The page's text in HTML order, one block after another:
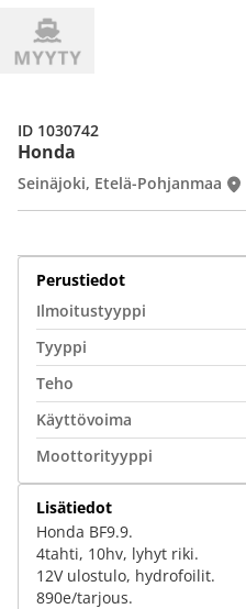
Honda
Seinäjoki, Etelä-Pohjanmaa
ID 1030742
Perustiedot
Ilmoitustyyppi
Tyyppi
Teho
Käyttövoima
Moottorityyppi
Lisätiedot
Honda BF9.9.
4tahti, 10hv, lyhyt riki.
12V ulostulo, hydrofoilit.
890e/tarjous.